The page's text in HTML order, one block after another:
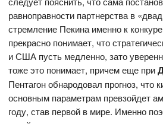
равноправности партнерства в
стремление Пекина именно к
прекрасно понимает, что
и США пусть медленно, зато
тоже это понимает, причем еще при
Пентагон обнародовал прогноз, что
основным параметрам превзойдет
году, став первой в мире. Именно